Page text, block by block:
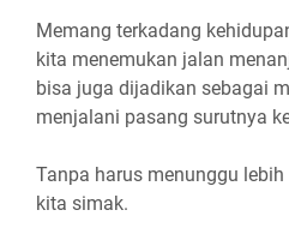
Memang terkadang
kita menemukan jalan
bisa juga dijadikan sebagai
menjalani pasang surutnya
Tanpa harus menunggu
kita simak.